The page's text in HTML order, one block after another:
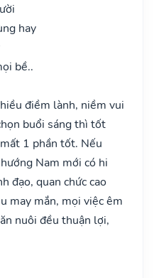
hay
bề..
điềm lành, niềm vui
buổi sáng thì tốt
1 phần tốt. Nếu
Nam mới có hi
đạo, quan chức cao
may mắn, mọi việc êm
nuôi đều thuận lợi,